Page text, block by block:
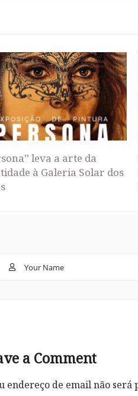
leva a arte da
à Galeria Solar dos
a Comment
endereço de email não será